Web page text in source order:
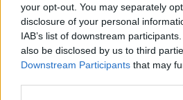
your opt-out. You may separately
disclosure of your personal
IAB’s list of downstream
also be disclosed by us to third
Downstream Participants that may
Το FIAT 500 Hybrid τώρα από
18.990 ευρώ
2028